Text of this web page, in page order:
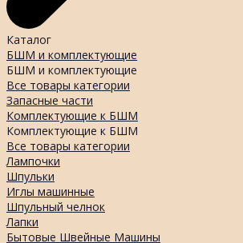
Каталог
БШМ и комплектующие
БШМ и комплектующие
Все товары категории
Запасные части
Комплектующие к БШМ
Комплектующие к БШМ
Все товары категории
Лампочки
Шпульки
Иглы машинные
Шпульный челнок
Лапки
Бытовые Швейные Машины